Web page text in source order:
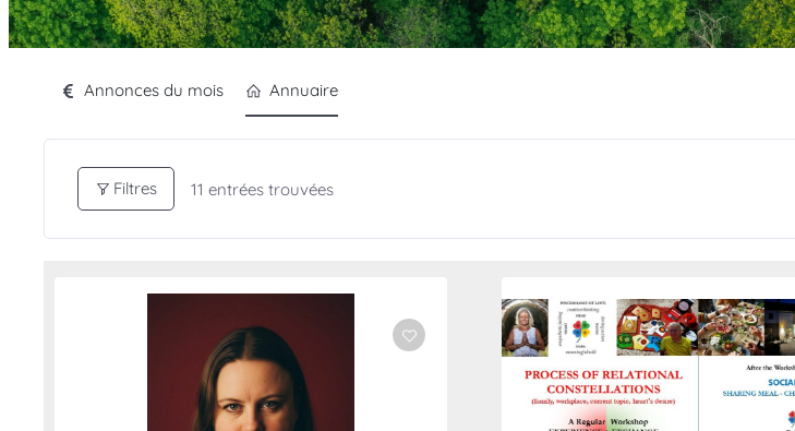
Annonces du mois Annuaire
Filtres 11 entrées trouvées